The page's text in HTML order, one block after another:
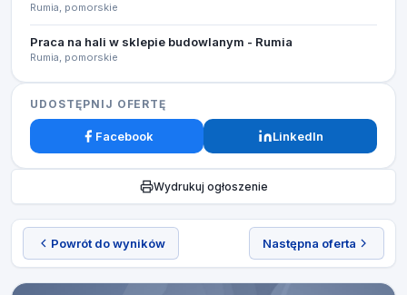
Powrót do wyników Następna oferta
Rumia, pomorskie
Praca na hali w sklepie budowlanym - Rumia
Rumia, pomorskie
UDOSTĘPNIJ OFERTĘ
Facebook LinkedIn
Wydrukuj ogłoszenie